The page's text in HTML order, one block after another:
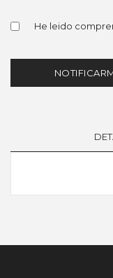
He leido